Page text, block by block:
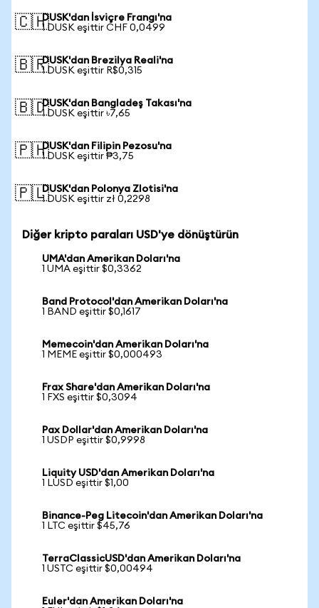
🇨🇭DUSK'dan İsviçre Frangı'na
1 DUSK eşittir CHF 0,0499
🇧🇷DUSK'dan Brezilya Reali'na
1 DUSK eşittir R$0,315
🇧🇩DUSK'dan Bangladeş Takası'na
1 DUSK eşittir ৳7,65
🇵🇭DUSK'dan Filipin Pezosu'na
1 DUSK eşittir ₱3,75
🇵🇱DUSK'dan Polonya Zlotisi'na
1 DUSK eşittir zł 0,2298
Diğer kripto paraları USD'ye dönüştürün
UMA'dan Amerikan Doları'na
1 UMA eşittir $0,3362
Band Protocol'dan Amerikan Doları'na
1 BAND eşittir $0,1617
Memecoin'dan Amerikan Doları'na
1 MEME eşittir $0,000493
Frax Share'dan Amerikan Doları'na
1 FXS eşittir $0,3094
Pax Dollar'dan Amerikan Doları'na
1 USDP eşittir $0,9998
Liquity USD'dan Amerikan Doları'na
1 LUSD eşittir $1,00
Binance-Peg Litecoin'dan Amerikan Doları'na
1 LTC eşittir $45,76
TerraClassicUSD'dan Amerikan Doları'na
1 USTC eşittir $0,00494
Euler'dan Amerikan Doları'na